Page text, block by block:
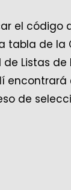
el código
tabla de la
Listas de
de